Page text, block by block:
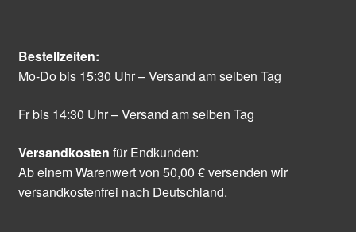
Bestellzeiten:
Mo-Do bis 15:30 Uhr – Versand am selben Tag
Fr bis 14:30 Uhr – Versand am selben Tag
Versandkosten für Endkunden:
Ab einem Warenwert von 50,00 € versenden wir
versandkostenfrei nach Deutschland.